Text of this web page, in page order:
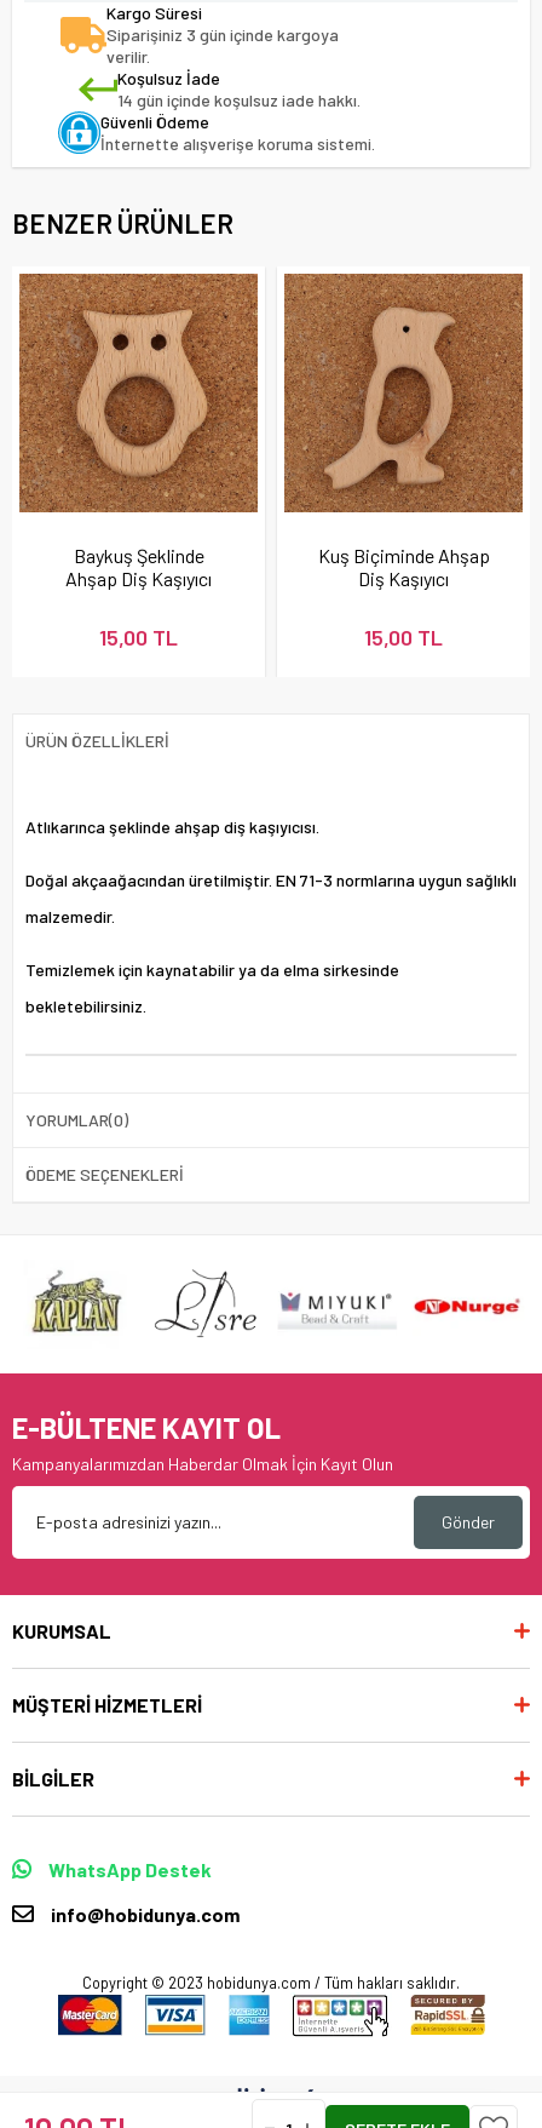
Kargo Süresi
Siparişiniz 3 gün içinde kargoya
verilir.
Koşulsuz İade
14 gün içinde koşulsuz iade hakkı.
Güvenli Ödeme
İnternette alışverişe koruma sistemi.
BENZER ÜRÜNLER
Baykuş Şeklinde
Ahşap Diş Kaşıyıcı
15,00 TL
Kuş Biçiminde Ahşap
Diş Kaşıyıcı
15,00 TL
ÜRÜN ÖZELLIKLERI
Atlıkarınca şeklinde ahşap diş kaşıyıcısı.
Doğal akçaağacından üretilmiştir. EN 71-3 normlarına uygun sağlıklı
malzemedir.
Temizlemek için kaynatabilir ya da elma sirkesinde
bekletebilirsiniz.
YORUMLAR(0)
ÖDEME SEÇENEKLERI
E-BÜLTENE KAYIT OL
Kampanyalarımızdan Haberdar Olmak İçin Kayıt Olun
Gönder
KURUMSAL
MÜŞTERİ HİZMETLERİ
BİLGİLER
WhatsApp Destek
info@hobidunya.com
Copyright © 2023 hobidunya.com / Tüm hakları saklıdır.